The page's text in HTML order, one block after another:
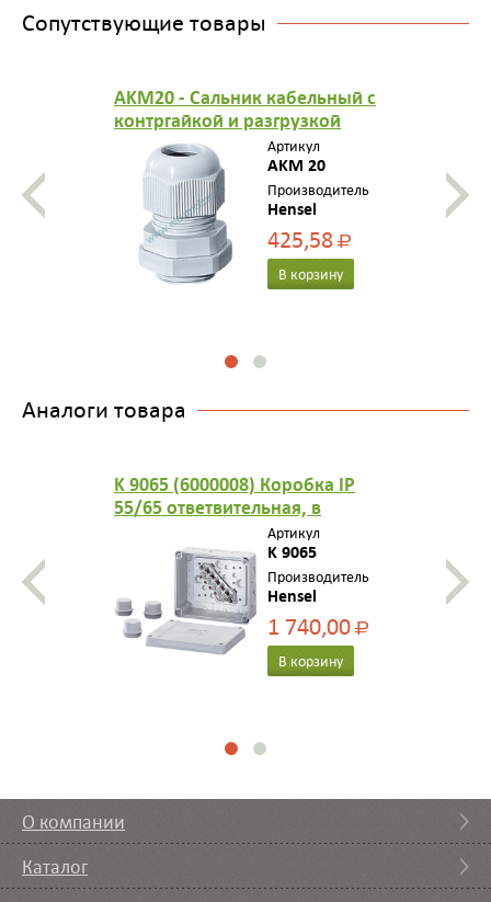
Сопутствующие товары
AKM20 - Сальник кабельный с
контргайкой и разгрузкой
натяжения, герметичная зона
6,5-13,5 мм, IP 65, M 20, цвет
серый
Артикул
AKM 20
Производитель
Hensel
425,58Р
В корзину
Аналоги товара
K 9065 (6000008) Коробка IP
55/65 ответвительная, в
комплекте с 3 сальниками
ESM 32, размер 119х139х70, 5-
пол клеммник 2,5-6/10 мм2,
10 вводов M25/32
Артикул
K 9065
Производитель
Hensel
1 740,00Р
В корзину
О компании
Каталог